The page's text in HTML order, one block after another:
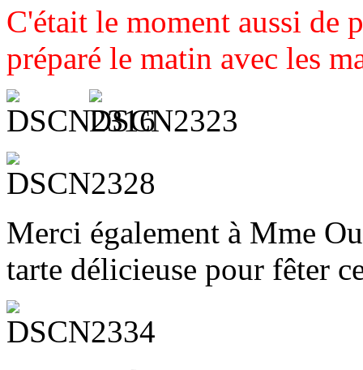
C'était le moment aussi de
préparé le matin avec les
Merci également à Mme
tarte délicieuse pour fêter